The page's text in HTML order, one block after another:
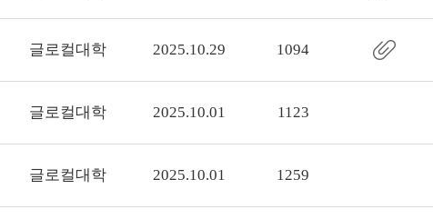
글로컬대학 2025.10.29 1094
글로컬대학 2025.10.01 1123
글로컬대학 2025.10.01 1259